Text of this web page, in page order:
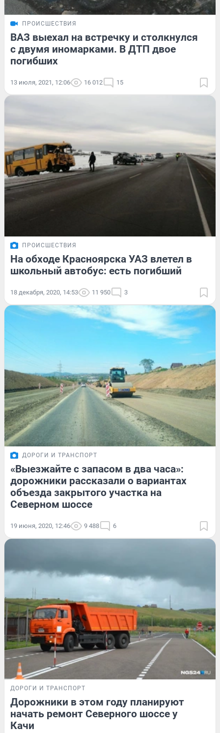
ПРОИСШЕСТВИЯ
ВАЗ выехал на встречку и столкнулся
с двумя иномарками. В ДТП двое
погибших
13 июля, 2021, 12:06 16 012 15
ПРОИСШЕСТВИЯ
На обходе Красноярска УАЗ влетел в
школьный автобус: есть погибший
18 декабря, 2020, 14:53 11 950 3
ДОРОГИ И ТРАНСПОРТ
«Выезжайте с запасом в два часа»:
дорожники рассказали о вариантах
объезда закрытого участка на
Северном шоссе
19 июня, 2020, 12:46 9 488 6
ДОРОГИ И ТРАНСПОРТ
Дорожники в этом году планируют
начать ремонт Северного шоссе у
Качи